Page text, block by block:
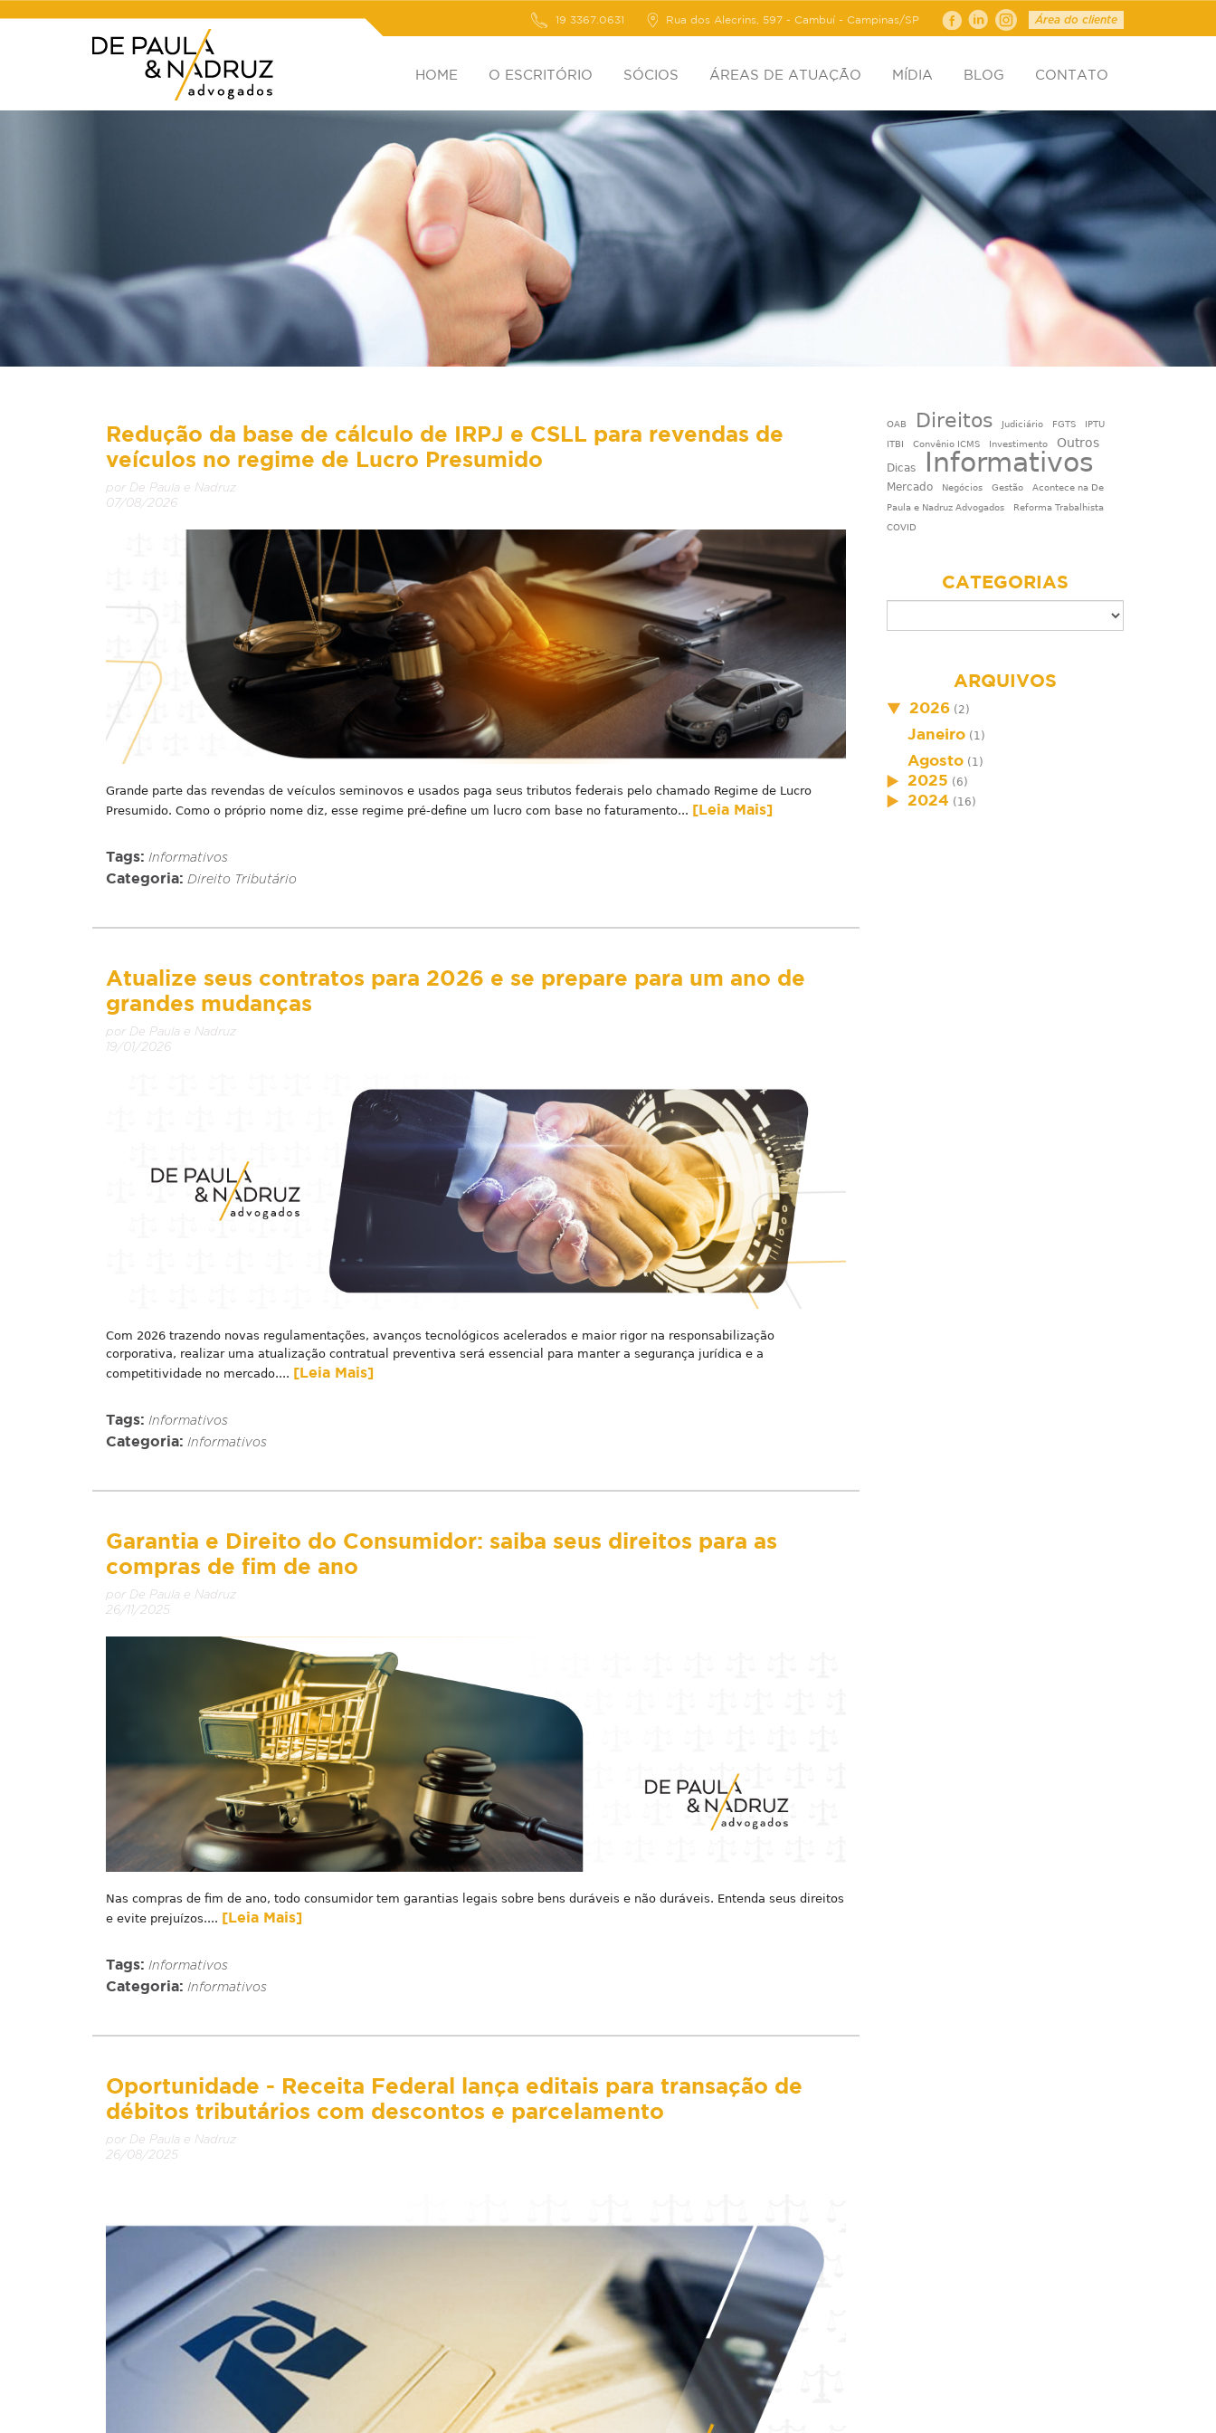
19 3367.0631 Rua dos Alecrins, 597 - Cambuí - Campinas/SP Área do cliente
HOME O ESCRITÓRIO SÓCIOS ÁREAS DE ATUAÇÃO MÍDIA BLOG CONTATO
Redução da base de cálculo de IRPJ e CSLL para revendas de
veículos no regime de Lucro Presumido
por De Paula e Nadruz
07/08/2026
Grande parte das revendas de veículos seminovos e usados paga seus tributos federais pelo chamado Regime de Lucro
Presumido. Como o próprio nome diz, esse regime pré-define um lucro com base no faturamento... [Leia Mais]
Tags: Informativos
Categoria: Direito Tributário
Atualize seus contratos para 2026 e se prepare para um ano de
grandes mudanças
por De Paula e Nadruz
19/01/2026
Com 2026 trazendo novas regulamentações, avanços tecnológicos acelerados e maior rigor na responsabilização
corporativa, realizar uma atualização contratual preventiva será essencial para manter a segurança jurídica e a
competitividade no mercado.... [Leia Mais]
Tags: Informativos
Categoria: Informativos
Garantia e Direito do Consumidor: saiba seus direitos para as
compras de fim de ano
por De Paula e Nadruz
26/11/2025
Nas compras de fim de ano, todo consumidor tem garantias legais sobre bens duráveis e não duráveis. Entenda seus direitos
e evite prejuízos.... [Leia Mais]
Tags: Informativos
Categoria: Informativos
Oportunidade - Receita Federal lança editais para transação de
débitos tributários com descontos e parcelamento
por De Paula e Nadruz
26/08/2025
OAB Direitos Judiciário FGTS
IPTU
ITBI
Convênio ICMS Investimento Outros
Dicas Informativos
Mercado Negócios Gestão
Acontece na De
Paula e Nadruz Advogados
Reforma Trabalhista
COVID
CATEGORIAS
ARQUIVOS
2026(2)
Janeiro(1)
Agosto(1)
2025 (6)
2024 (16)